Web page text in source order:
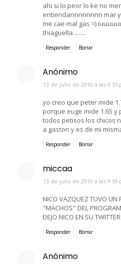
ahi si lo peor lo ke no
entiendannnnnnnn mar
me cae mal gas =)
thiaguella.........
Responder Borrar
Anónimo
13 de julio de 2010 a las 9:55
yo creo que peter mide
porque euge mide 1.65
todos petisos los chicos
a gaston y es de mi
Responder Borrar
miccaa
13 de julio de 2010 a las 9:59
NICO VAZQUEZ TUVO UN
"MACHOS" DEL
DEJO NICO EN SU
Responder Borrar
Anónimo